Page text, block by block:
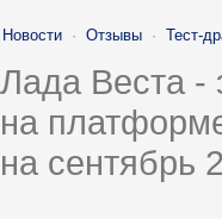
Новости · Отзывы · Тест-
Лада Веста -
на
на сентябрь